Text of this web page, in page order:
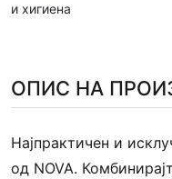
и хигиена
ОПИС НА
Најпрактичен и
од NOVA.